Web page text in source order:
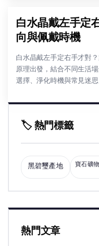
白水晶戴左手定
向與佩戴時機
白水晶戴左手定右手才對
原理出發，結合不同生活
選擇、淨化時機與常見迷
🏷️ 熱門標籤
黑碧璽產地 寶石礦
熱門文章